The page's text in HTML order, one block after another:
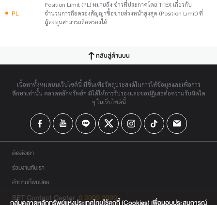
PL
Position Limit (PL) หมายถึง ข่าวที่ประกาศโดย TFEX เกี่ยวกับ
จำนวนการถือครองสัญญาซื้อขายล่วงหน้าสูงสุด (Position Limit) ที่
ผู้ลงทุนสามารถถือครองได้
กลับสู่ด้านบน
เนื้อหาทั้งหมดบนเว็บไซต์นี้ มีขึ้นเพื่อวัตถุประสงค์ในการให้ข้อมูลและเพื่อการ
ศึกษาเท่านั้น ตลาดหลักทรัพย์ฯ มิได้ให้การรับรองและขอปฏิเสธต่อความรับผิดใด
ๆ ในเว็บไซต์นี้
ติดต่อเรา
ร่วมงานกับเรา
คำถามที่พบบ่อย
SET Contact Center 0 2009 9999